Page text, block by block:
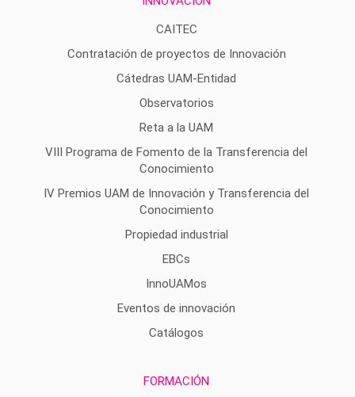
CAITEC
Contratación de proyectos de Innovación
Cátedras UAM-Entidad
Observatorios
Reta a la UAM
VIII Programa de Fomento de la Transferencia del
Conocimiento
IV Premios UAM de Innovación y Transferencia del
Conocimiento
Propiedad industrial
EBCs
InnoUAMos
Eventos de innovación
Catálogos
FORMACIÓN